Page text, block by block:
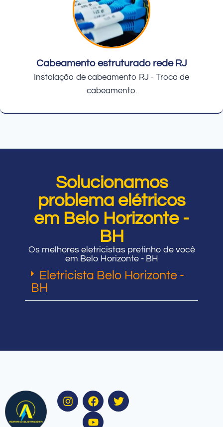
Cabeamento estruturado rede RJ
Instalação de cabeamento RJ - Troca de
cabeamento.
Solucionamos
problema elétricos
em Belo Horizonte -
BH
Os melhores eletricistas pretinho de você
em Belo Horizonte - BH
Eletricista Belo Horizonte -
BH